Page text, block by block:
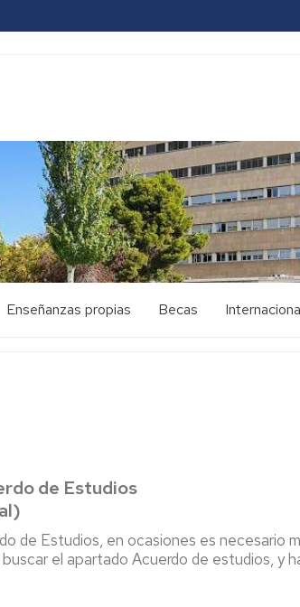
Enseñanzas propias Becas
de Estudios
de Estudios, en ocasiones es necesario
buscar el apartado Acuerdo de estudios, y